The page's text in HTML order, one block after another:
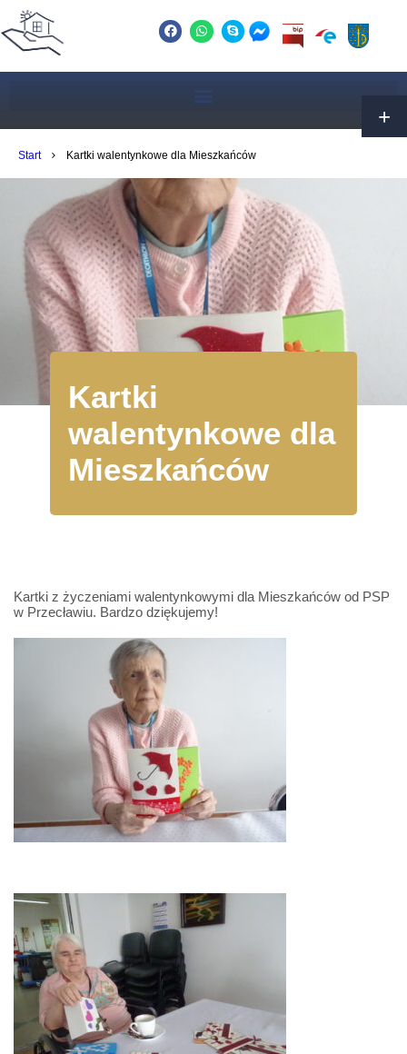
Start Kartki walentynkowe dla Mieszkańców
Kartki
walentynkowe dla
Mieszkańców
Kartki z życzeniami walentynkowymi dla Mieszkańców od PSP
w Przecławiu. Bardzo dziękujemy!